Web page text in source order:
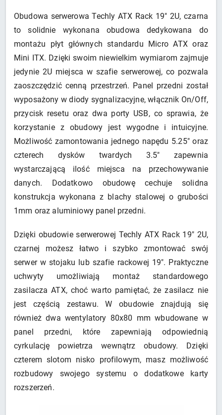
Obudowa serwerowa Techly ATX Rack 19" 2U, czarna
to solidnie wykonana obudowa dedykowana do
montażu płyt głównych standardu Micro ATX oraz
Mini ITX. Dzięki swoim niewielkim wymiarom zajmuje
jedynie 2U miejsca w szafie serwerowej, co pozwala
zaoszczędzić cenną przestrzeń. Panel przedni został
wyposażony w diody sygnalizacyjne, włącznik On/Off,
przycisk resetu oraz dwa porty USB, co sprawia, że
korzystanie z obudowy jest wygodne i intuicyjne.
Możliwość zamontowania jednego napędu 5.25" oraz
czterech dysków twardych 3.5" zapewnia
wystarczającą ilość miejsca na przechowywanie
danych. Dodatkowo obudowę cechuje solidna
konstrukcja wykonana z blachy stalowej o grubości
1mm oraz aluminiowy panel przedni.
Dzięki obudowie serwerowej Techly ATX Rack 19" 2U,
czarnej możesz łatwo i szybko zmontować swój
serwer w stojaku lub szafie rackowej 19". Praktyczne
uchwyty umożliwiają montaż standardowego
zasilacza ATX, choć warto pamiętać, że zasilacz nie
jest częścią zestawu. W obudowie znajdują się
również dwa wentylatory 80x80 mm wbudowane w
panel przedni, które zapewniają odpowiednią
cyrkulację powietrza wewnątrz obudowy. Dzięki
czterem slotom nisko profilowym, masz możliwość
rozbudowy swojego systemu o dodatkowe karty
rozszerzeń.